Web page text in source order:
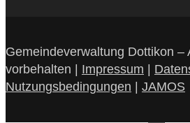
Gemeindeverwaltung Dottikon –
vorbehalten | Impressum |
Nutzungsbedingungen | JAMOS